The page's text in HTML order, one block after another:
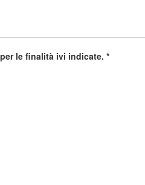
le finalità ivi indicate. *